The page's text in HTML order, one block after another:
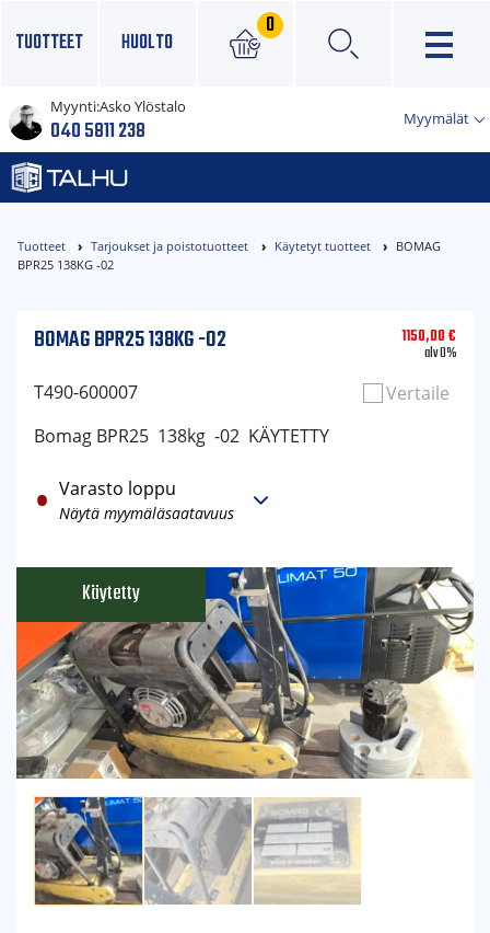
TUOTTEET HUOLTO
0
×
Myynti:Asko Ylöstalo
040 5811 238 Myymälät
Tuotteet Tarjoukset ja poistotuotteet Käytetyt tuotteet
BOMAG
BPR25 138KG -02
BOMAG BPR25 138KG -02 1150,00€
alv 0%
T490-600007
Vertaile
Bomag BPR25 138kg -02 KÄYTETTY
Varasto loppu
Näytä myymäläsaatavuus